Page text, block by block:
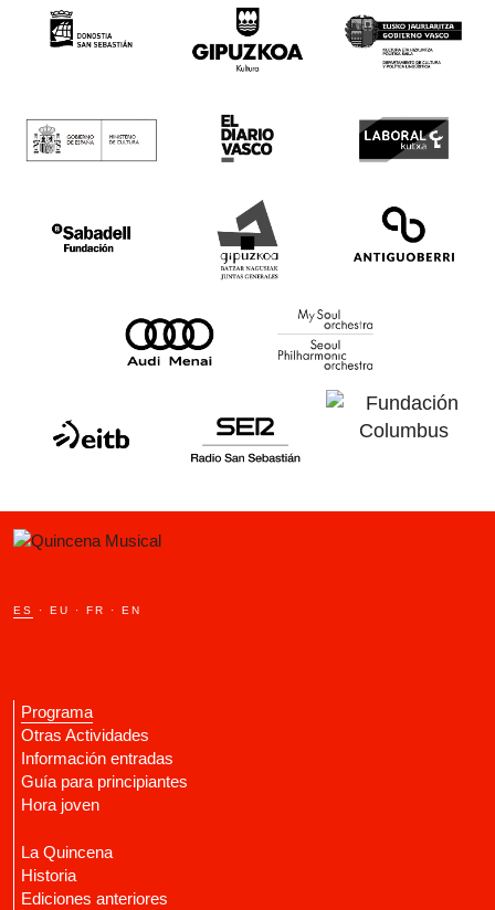
ES · EU · FR · EN
Programa
Otras Actividades
Información entradas
Guía para principiantes
Hora joven
La Quincena
Historia
Ediciones anteriores